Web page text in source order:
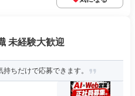
未経験大歓迎
ちだけで応募できます。